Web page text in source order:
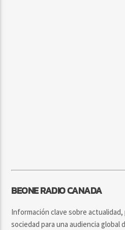
BEONE RADIO CANADA
Información clave sobre
sociedad para una audiencia global